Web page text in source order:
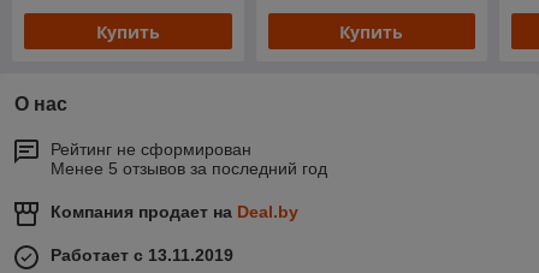
Купить Купить
О нас
Рейтинг не сформирован
Менее 5 отзывов за последний год
Компания продает на Deal.by
Работает с 13.11.2019